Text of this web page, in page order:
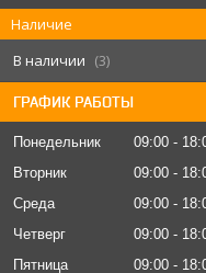
Наличие
В наличии
3
ГРАФИК РАБОТЫ
Понедельник 09:00
Вторник
09:00
Среда
09:00
Четверг
09:00
Пятница
09:00